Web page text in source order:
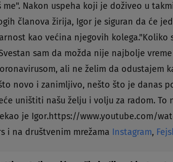
me". Nakon uspeha koji je doživeo u
članova žirija, Igor je siguran da će
kao većina njegovih kolega."Koliko
sam da možda nije najbolje
ali ne želim da odustajem
novo i zanimljivo, nešto što je danas
uništiti našu želju i volju za radom. To
je Igor.https://www.youtube.com/
i na društvenim mrežama Instagram,